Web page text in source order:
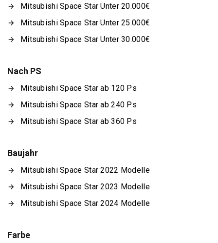
Mitsubishi Space Star Unter 20.000€
Mitsubishi Space Star Unter 25.000€
Mitsubishi Space Star Unter 30.000€
Nach PS
Mitsubishi Space Star ab 120 Ps
Mitsubishi Space Star ab 240 Ps
Mitsubishi Space Star ab 360 Ps
Baujahr
Mitsubishi Space Star 2022 Modelle
Mitsubishi Space Star 2023 Modelle
Mitsubishi Space Star 2024 Modelle
Farbe